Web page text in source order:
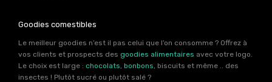
Goodies comestibles
Le meilleur goodies n’est il pas celui que l’on consomme ? Offrez à
vos clients et prospects des goodies alimentaires avec votre logo.
Le choix est large : chocolats bonbons , biscuits et même .. des
insectes ! Plutôt sucré ou plutôt salé ?